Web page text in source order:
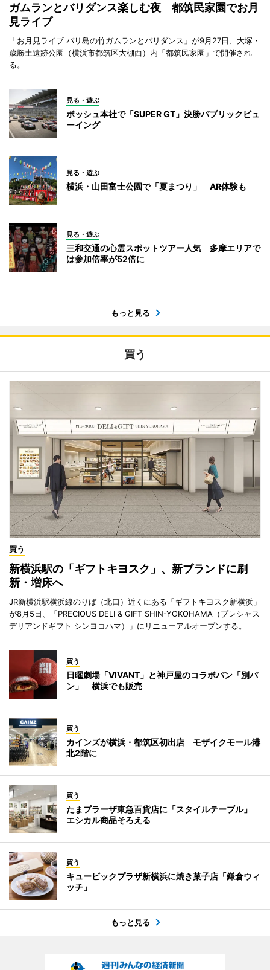
ガムランとバリダンス楽しむ夜 都筑民家園でお月
見ライブ
「お月見ライブ バリ島の竹ガムランとバリダンス」が9月27日、大塚・
歳勝土遺跡公園（横浜市都筑区大棚西）内「都筑民家園」で開催され
る。
見る・遊ぶ
ボッシュ本社で「SUPER GT」決勝パブリックビュ
ーイング
見る・遊ぶ
横浜・山田富士公園で「夏まつり」 AR体験も
見る・遊ぶ
三和交通の心霊スポットツアー人気 多摩エリアで
は参加倍率が52倍に
もっと見る
買う
買う
新横浜駅の「ギフトキヨスク」、新ブランドに刷
新・増床へ
JR新横浜駅横浜線のりば（北口）近くにある「ギフトキヨスク新横浜」
が8月5日、「PRECIOUS DELI & GIFT SHIN-YOKOHAMA（プレシャス
デリアンドギフト シンヨコハマ）」にリニューアルオープンする。
買う
日曜劇場「VIVANT」と神戸屋のコラボパン「別パ
ン」 横浜でも販売
買う
カインズが横浜・都筑区初出店 モザイクモール港
北2階に
買う
たまプラーザ東急百貨店に「スタイルテーブル」
エシカル商品そろえる
買う
キュービックプラザ新横浜に焼き菓子店「鎌倉ウィ
ッチ」
もっと見る